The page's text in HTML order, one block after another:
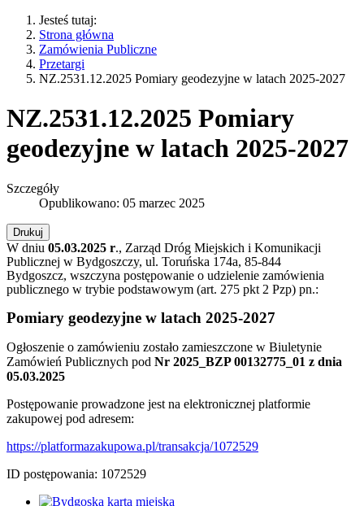
Jesteś tutaj:
Strona główna
Zamówienia Publiczne
Przetargi
NZ.2531.12.2025 Pomiary geodezyjne w latach 2025-2027
NZ.2531.12.2025 Pomiary
geodezyjne w latach 2025-2027
Szczegóły
Opublikowano: 05 marzec 2025
Drukuj
W dniu 05.03.2025 r., Zarząd Dróg Miejskich i Komunikacji
Publicznej w Bydgoszczy, ul. Toruńska 174a, 85-844
Bydgoszcz, wszczyna postępowanie o udzielenie zamówienia
publicznego w trybie podstawowym (art. 275 pkt 2 Pzp) pn.:
Pomiary geodezyjne w latach 2025-2027
Ogłoszenie o zamówieniu zostało zamieszczone w Biuletynie
Zamówień Publicznych pod Nr 2025_BZP 00132775_01 z dnia
05.03.2025
Postępowanie prowadzone jest na elektronicznej platformie
zakupowej pod adresem:
https://platformazakupowa.pl/transakcja/1072529
ID postępowania: 1072529